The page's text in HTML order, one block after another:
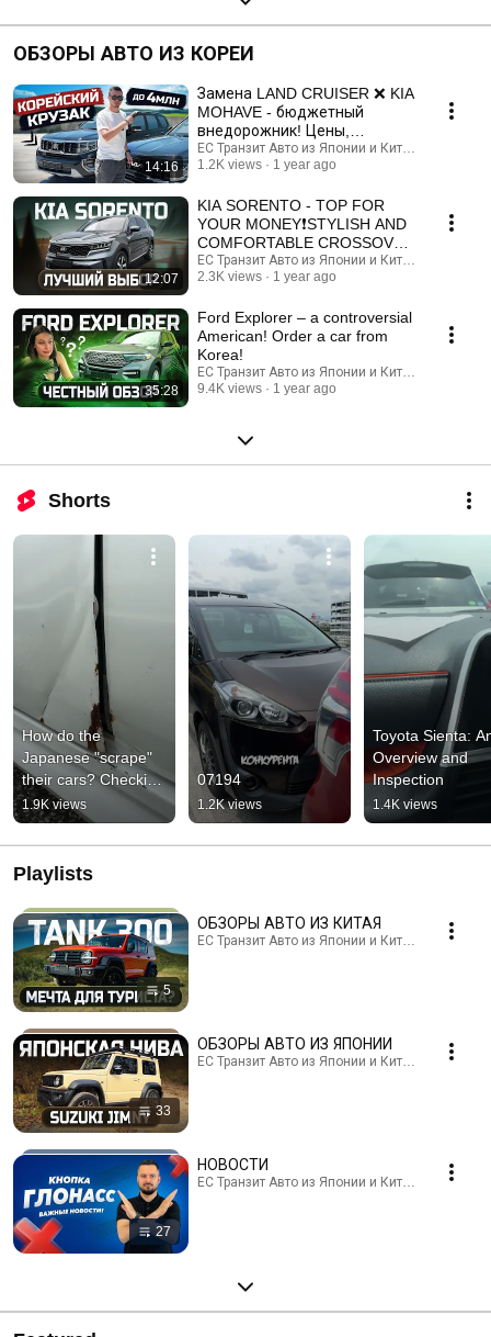
ОБЗОРЫ АВТО ИЗ КОРЕИ
14:16
Замена LAND CRUISER ❌ KIA
MOHAVE - бюджетный
внедорожник! Цены,
комплектации
ЕС Транзит Авто из Японии и Китая
1.2K views
1 year ago
12:07
KIA SORENTO - TOP FOR
YOUR MONEY❗️STYLISH AND
COMFORTABLE CROSSOVER
FROM SOUTH KOREA TO
ORDER!
ЕС Транзит Авто из Японии и Китая
2.3K views
1 year ago
35:28
Ford Explorer – a controversial
American! Order a car from
Korea!
ЕС Транзит Авто из Японии и Китая
9.4K views
1 year ago
Shorts
How do the
Japanese "scrape"
their cars? Checking
the damage on a
StepWGN
1.9K views
07194
1.2K views
Toyota Sienta:
Overview and
Inspection
1.4K views
Playlists
5
ОБЗОРЫ АВТО ИЗ КИТАЯ
ЕС Транзит Авто из Японии и Китая · Playlist
33
ОБЗОРЫ АВТО ИЗ ЯПОНИИ
ЕС Транзит Авто из Японии и Китая · Playlist
27
НОВОСТИ
ЕС Транзит Авто из Японии и Китая · Playlist